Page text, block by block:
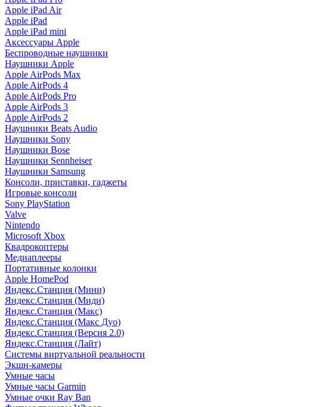
Apple iPad Air
Apple iPad
Apple iPad mini
Аксессуары Apple
Беспроводные наушники
Наушники Apple
Apple AirPods Max
Apple AirPods 4
Apple AirPods Pro
Apple AirPods 3
Apple AirPods 2
Наушники Beats Audio
Наушники Sony
Наушники Bose
Наушники Sennheiser
Наушники Samsung
Консоли, приставки, гаджеты
Игровые консоли
Sony PlayStation
Valve
Nintendo
Microsoft Xbox
Квадрокоптеры
Медиаплееры
Портативные колонки
Apple HomePod
Яндекс.Станция (Мини)
Яндекс.Станция (Миди)
Яндекс.Станция (Макс)
Яндекс.Станция (Макс Дуо)
Яндекс.Станция (Версия 2.0)
Яндекс.Станция (Лайт)
Системы виртуальной реальности
Экшн-камеры
Умные часы
Умные часы Garmin
Умные очки Ray Ban